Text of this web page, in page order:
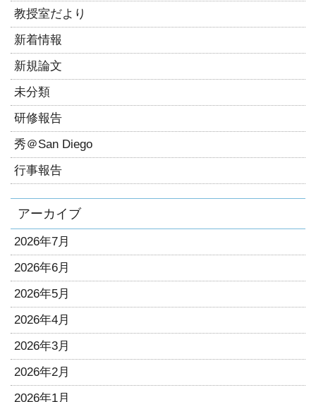
教授室だより
新着情報
新規論文
未分類
研修報告
秀＠San Diego
行事報告
アーカイブ
2026年7月
2026年6月
2026年5月
2026年4月
2026年3月
2026年2月
2026年1月